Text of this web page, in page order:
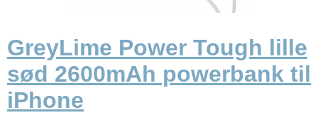
GreyLime Power Tough lille
sød 2600mAh powerbank til
iPhone